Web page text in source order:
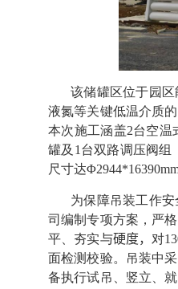
该储罐区位于园
液氮等关键低温介质
本次施工涵盖2台空温
罐及 1 台双路调压阀组
尺寸达
为保障吊装工作
司编制专项方案，严
平、夯实与硬度， 对
面检测校验。吊装中
备执行试吊、竖立、